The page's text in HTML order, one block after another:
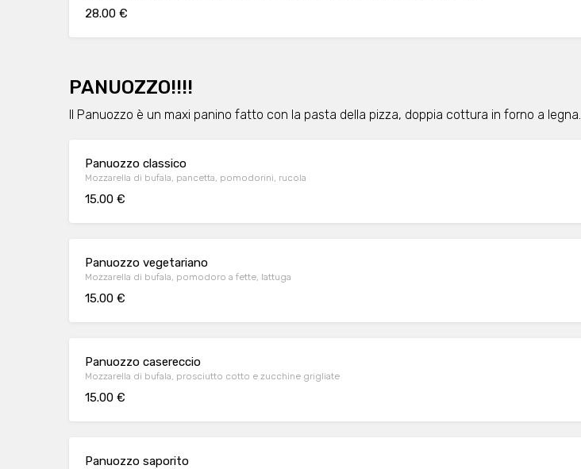
28.00 €
PANUOZZO!!!!
Il Panuozzo è un maxi panino fatto con la pasta della pizza, doppia cottura in forno a legna.
Panuozzo classico
Mozzarella di bufala, pancetta, pomodorini, rucola
15.00 €
Panuozzo vegetariano
Mozzarella di bufala, pomodoro a fette, lattuga
15.00 €
Panuozzo casereccio
Mozzarella di bufala, prosciutto cotto e zucchine grigliate
15.00 €
Panuozzo saporito